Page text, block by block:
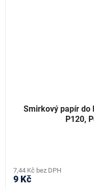
Smirkový papír do
P120,
7,44 Kč bez DPH
9 Kč